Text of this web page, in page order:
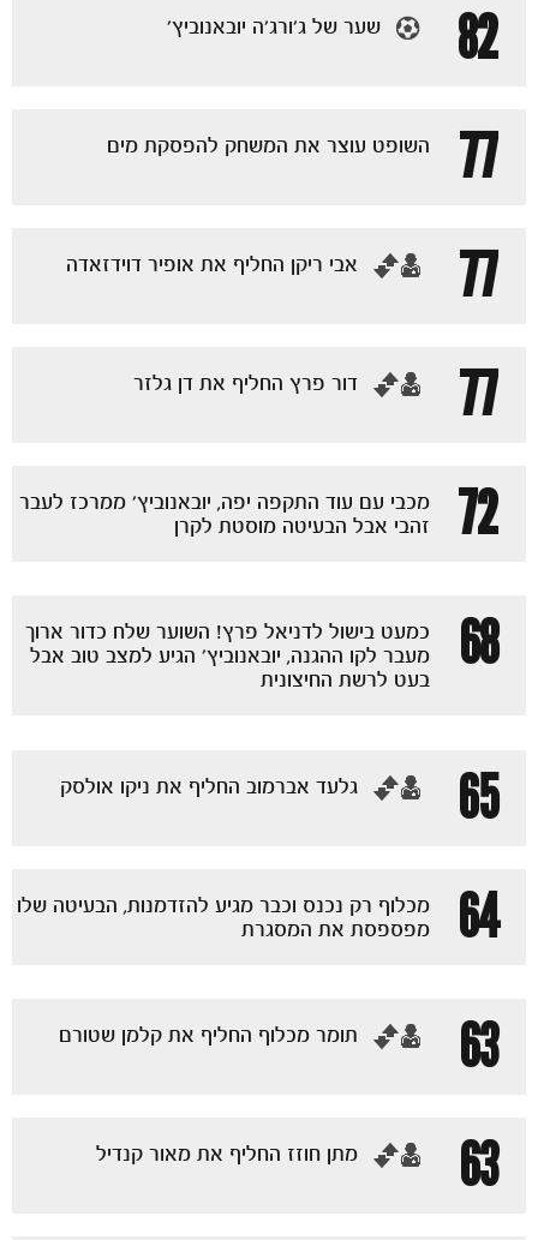
82 שער של ג'ורג'ה יובאנוביץ'
77 השופט עוצר את המשחק להפסקת מים
77 ‏אבי ריקן החליף את אופיר דוידזאדה
77 ‏דור פרץ החליף את דן גלזר
72
מכבי עם עוד התקפה יפה, יובאנוביץ' ממרכז לעבר
זהבי אבל הבעיטה מוסטת לקרן
68
כמעט בישול לדניאל פרץ! השוער שלח כדור ארוך
מעבר לקו ההגנה, יובאנוביץ' הגיע למצב טוב אבל
בעט לרשת החיצונית
65 ‏גלעד אברמוב החליף את ניקו אולסק
64
מכלוף רק נכנס וכבר מגיע להזדמנות, הבעיטה שלו
מפספסת את המסגרת
63 ‏תומר מכלוף החליף את קלמן שטורם
63 ‏מתן חוזז החליף את מאור קנדיל